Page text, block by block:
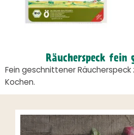
Räucherspeck fein
Fein geschnittener Räucherspeck
Kochen.